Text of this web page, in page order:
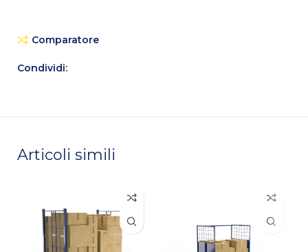
Comparatore
Condividi:
Articoli simili